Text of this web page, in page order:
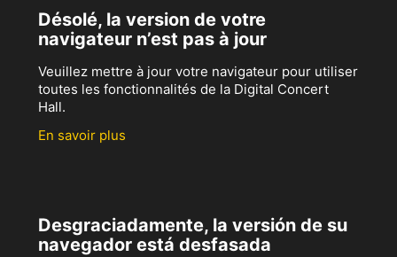
Désolé, la version de votre
navigateur n’est pas à jour
Veuillez mettre à jour votre navigateur pour utiliser
toutes les fonctionnalités de la Digital Concert
Hall.
En savoir plus
Desgraciadamente, la versión de su
navegador está desfasada